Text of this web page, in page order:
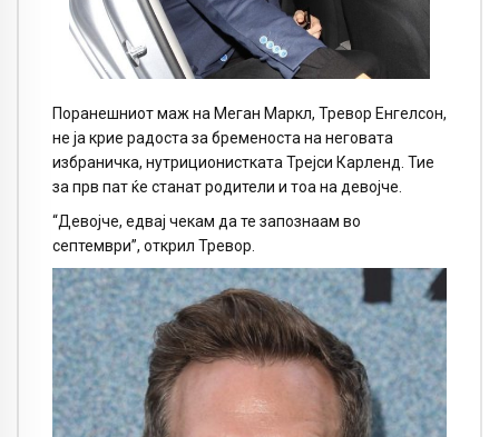
Поранешниот маж на Меган Маркл, Тревор Енгелсон,
не ја крие радоста за бременоста на неговата
избраничка, нутриционистката Трејси Карленд. Тие
за прв пат ќе станат родители и тоа на девојче.
“Девојче, едвај чекам да те запознаам во
септември”, открил Тревор.